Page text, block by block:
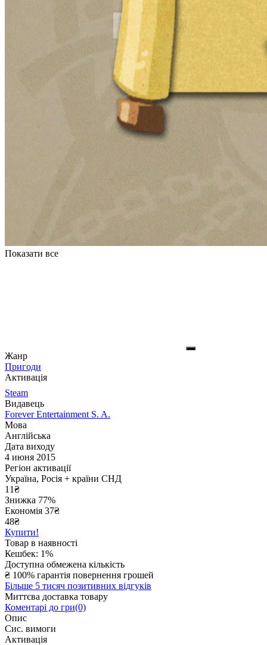
Показати все
Жанр
Пригоди
Активація
Steam
Видавець
Forever Entertainment S. A.
Мова
Англійська
Дата виходу
4 июня 2015
Регіон активації
Україна, Росія + країни СНД
11₴
Знижка 77%
Економія 37₴
48₴
Купити!
Товар в наявності
Кешбек: 1%
Доступна обмежена кількість
₴ 100% гарантія повернення грошей
Більше 5 тисяч позитивних відгуків
Миттєва доставка товару
Коментарі до гри(0)
Опис
Сис. вимоги
Активація